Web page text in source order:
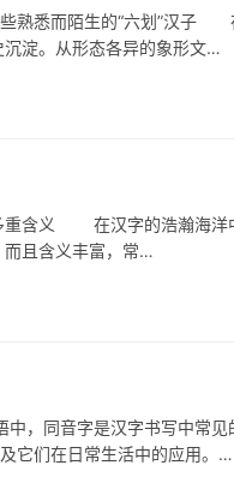
悉而陌生的“六划”汉子
淀。从形态各异的象形文…
含义 在汉字的浩瀚海洋中
而且含义丰富，常…
音字是汉字书写中常见的
它们在日常生活中的应用。…